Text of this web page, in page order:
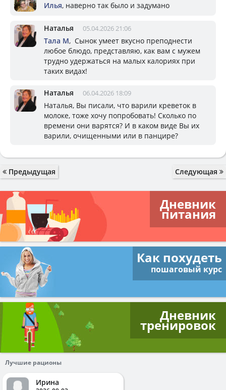
Илья, наверно так было и задумано
Наталья 05.04.2026 21:06
Тала М, Сынок умеет вкусно преподнести
любое блюдо, представляю, как вам с мужем
трудно удержаться на малых калориях при
таких видах!
Наталья 06.04.2026 18:09
Наталья, Вы писали, что варили креветок в
молоке, тоже хочу попробовать! Сколько по
времени они варятся? И в каком виде Вы их
варили, очищенными или в панцире?
Предыдущая Следующая
Дневник
питания
Как похудеть
пошаговый курс
Дневник
тренировок
Лучшие рационы
Ирина